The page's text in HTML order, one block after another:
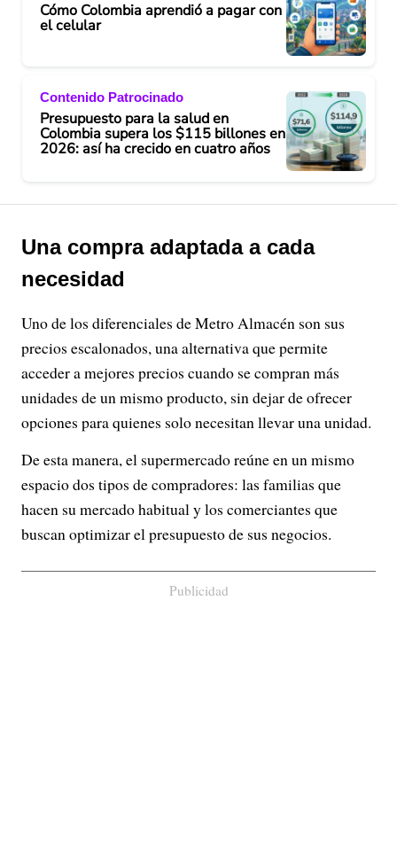
Cómo Colombia aprendió a pagar con
el celular
Contenido Patrocinado
Presupuesto para la salud en
Colombia supera los $115 billones en
2026: así ha crecido en cuatro años
Una compra adaptada a cada
necesidad
Uno de los diferenciales de Metro Almacén son sus
precios escalonados, una alternativa que permite
acceder a mejores precios cuando se compran más
unidades de un mismo producto, sin dejar de ofrecer
opciones para quienes solo necesitan llevar una unidad.
De esta manera, el supermercado reúne en un mismo
espacio dos tipos de compradores: las familias que
hacen su mercado habitual y los comerciantes que
buscan optimizar el presupuesto de sus negocios.
Publicidad